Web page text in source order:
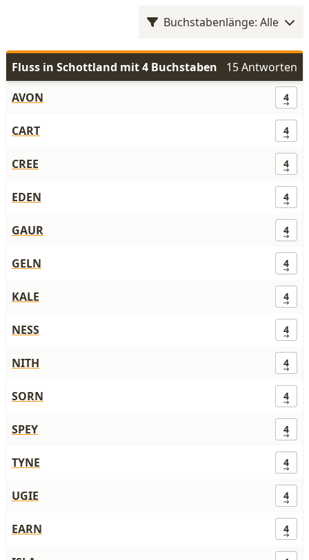
Buchstabenlänge: Alle
Fluss in Schottland mit 4 Buchstaben
15 Antworten
AVON
4
CART 4
CREE 4
EDEN 4
GAUR 4
GELN 4
KALE 4
NESS 4
NITH 4
SORN 4
SPEY 4
TYNE 4
UGIE 4
EARN 4